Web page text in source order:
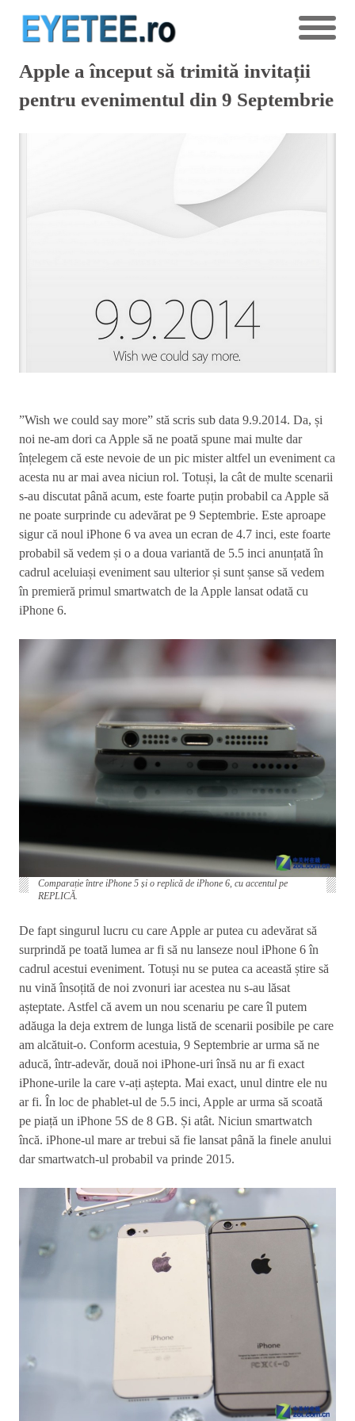
Apple a început să trimită invitații
pentru evenimentul din 9 Septembrie
”Wish we could say more” stă scris sub data 9.9.2014. Da, și
noi ne-am dori ca Apple să ne poată spune mai multe dar
înțelegem că este nevoie de un pic mister altfel un eveniment ca
acesta nu ar mai avea niciun rol. Totuși, la cât de multe scenarii
s-au discutat până acum, este foarte puțin probabil ca Apple să
ne poate surprinde cu adevărat pe 9 Septembrie. Este aproape
sigur că noul iPhone 6 va avea un ecran de 4.7 inci, este foarte
probabil să vedem și o a doua variantă de 5.5 inci anunțată în
cadrul aceluiași eveniment sau ulterior și sunt șanse să vedem
în premieră primul smartwatch de la Apple lansat odată cu
iPhone 6.
Comparație între iPhone 5 și o replică de iPhone 6, cu accentul pe
REPLICĂ.
De fapt singurul lucru cu care Apple ar putea cu adevărat să
surprindă pe toată lumea ar fi să nu lanseze noul iPhone 6 în
cadrul acestui eveniment. Totuși nu se putea ca această știre să
nu vină însoțită de noi zvonuri iar acestea nu s-au lăsat
așteptate. Astfel că avem un nou scenariu pe care îl putem
adăuga la deja extrem de lunga listă de scenarii posibile pe care
am alcătuit-o. Conform acestuia, 9 Septembrie ar urma să ne
aducă, într-adevăr, două noi iPhone-uri însă nu ar fi exact
iPhone-urile la care v-ați aștepta. Mai exact, unul dintre ele nu
ar fi. În loc de phablet-ul de 5.5 inci, Apple ar urma să scoată
pe piață un iPhone 5S de 8 GB. Și atât. Niciun smartwatch
încă. iPhone-ul mare ar trebui să fie lansat până la finele anului
dar smartwatch-ul probabil va prinde 2015.